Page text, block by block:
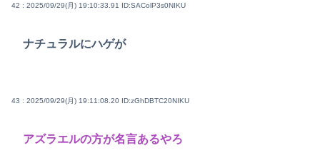
42 : 2025/09/29(月) 19:10:33.91 ID:SAColP3s0NIKU
ナチュラルにハゲが
43 : 2025/09/29(月) 19:11:08.20 ID:zGhDBTC20NIKU
アズラエルの方が名言あるやろ